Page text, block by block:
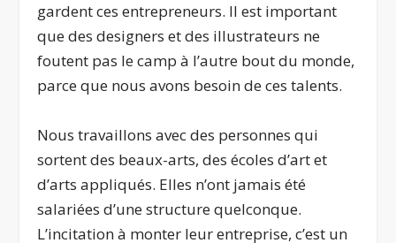
gardent ces entrepreneurs. Il est important
que des designers et des illustrateurs ne
foutent pas le camp à l’autre bout du monde,
parce que nous avons besoin de ces talents.
Nous travaillons avec des personnes qui
sortent des beaux-arts, des écoles d’art et
d’arts appliqués. Elles n’ont jamais été
salariées d’une structure quelconque.
L’incitation à monter leur entreprise, c’est un